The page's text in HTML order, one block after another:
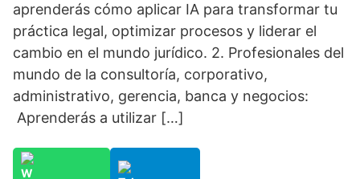
aprenderás cómo aplicar IA para transformar tu
práctica legal, optimizar procesos y liderar el
cambio en el mundo jurídico. 2. Profesionales del
mundo de la consultoría, corporativo,
administrativo, gerencia, banca y negocios:
Aprenderás a utilizar […]